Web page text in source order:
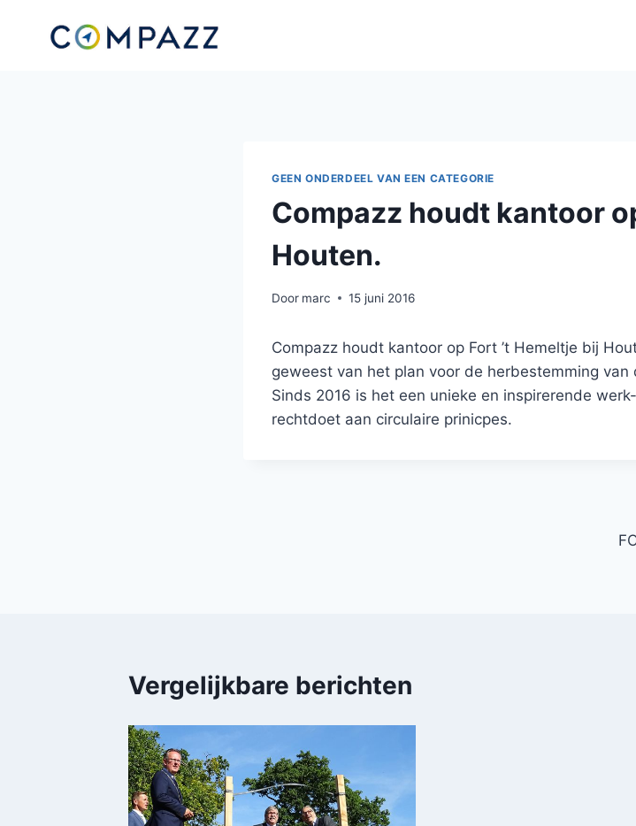
GEEN ONDERDEEL VAN EEN CATEGORIE
Compazz houdt kantoor
Houten.
Door marc 15 juni 2016
Compazz houdt kantoor op Fort ’t Hemeltje bij
geweest van het plan voor de herbestemming
Sinds 2016 is het een unieke en inspirerende
rechtdoet aan circulaire prinicpes.
Vergelijkbare berichten